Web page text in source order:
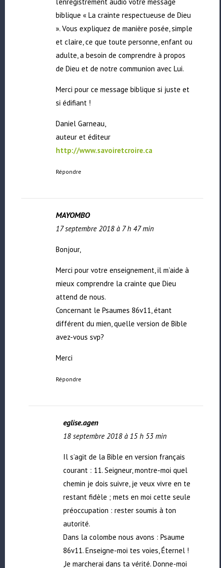
l’enregistrement audio votre message
biblique « La crainte respectueuse de Dieu
». Vous expliquez de manière posée, simple
et claire, ce que toute personne, enfant ou
adulte, a besoin de comprendre à propos
de Dieu et de notre communion avec Lui.
Merci pour ce message biblique si juste et
si édifiant !
Daniel Garneau,
auteur et éditeur
http://www.savoiretcroire.ca
Répondre
MAYOMBO
17 septembre 2018 à 7 h 47 min
Bonjour,
Merci pour votre enseignement, il m’aide à
mieux comprendre la crainte que Dieu
attend de nous.
Concernant le Psaumes 86v11, étant
différent du mien, quelle version de Bible
avez-vous svp?
Merci
Répondre
eglise.agen
18 septembre 2018 à 15 h 53 min
Il s’agit de la Bible en version français
courant : 11. Seigneur, montre-moi quel
chemin je dois suivre, je veux vivre en te
restant fidèle ; mets en moi cette seule
préoccupation : rester soumis à ton
autorité.
Dans la colombe nous avons : Psaume
86v11. Enseigne-moi tes voies, Éternel !
,Je marcherai dans ta vérité. Donne-moi